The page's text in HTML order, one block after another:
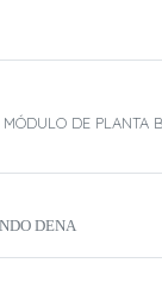
DE PLANTA
DENA